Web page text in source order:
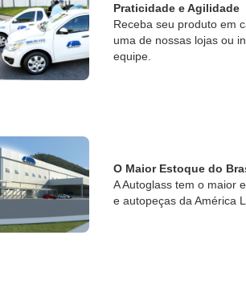
Praticidade e Agilidade
Receba seu produto em
uma de nossas lojas ou
equipe.
O Maior Estoque do
A Autoglass tem o maior
e autopeças da América